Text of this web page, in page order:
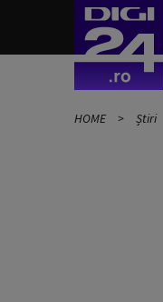
HOME Știri